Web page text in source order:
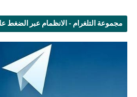
مجموعة التلغرام - الانظمام عبر الضغط